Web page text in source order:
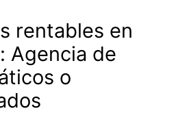
rentables en
Agencia de
o